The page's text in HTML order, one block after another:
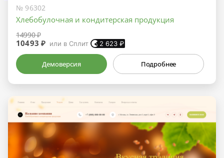
№ 96302
Хлебобулочная и кондитерская продукция
14990 ₽
10493 ₽ или в Сплит 2 623 ₽
Демоверсия Подробнее